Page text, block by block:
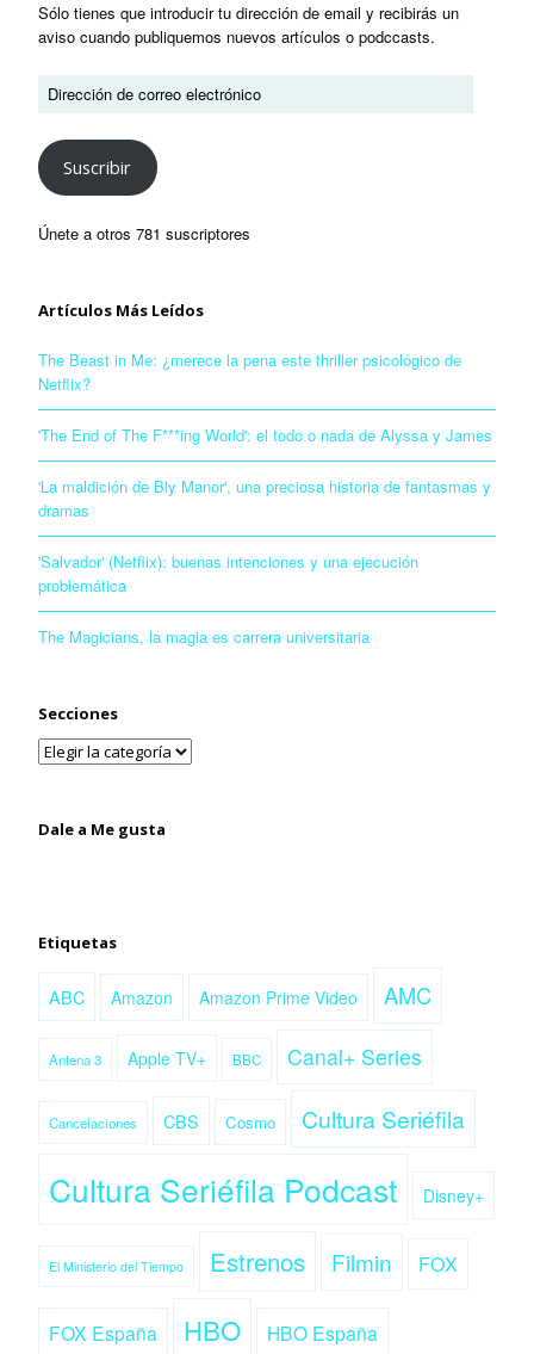
Sólo tienes que introducir tu dirección de email y recibirás un
aviso cuando publiquemos nuevos artículos o podccasts.
Suscribir
Únete a otros 781 suscriptores
Artículos Más Leídos
The Beast in Me: ¿merece la pena este thriller psicológico de
Netflix?
'The End of The F***ing World': el todo o nada de Alyssa y James
'La maldición de Bly Manor', una preciosa historia de fantasmas y
dramas
'Salvador' (Netflix): buenas intenciones y una ejecución
problemática
The Magicians, la magia es carrera universitaria
Secciones
Dale a Me gusta
Etiquetas
ABC Amazon Amazon Prime Video AMC
Antena 3 Apple TV+ BBC Canal+ Series
Cancelaciones CBS Cosmo Cultura Seriéfila
Cultura Seriéfila Podcast Disney+
El Ministerio del Tiempo Estrenos Filmin FOX
FOX España HBO HBO España